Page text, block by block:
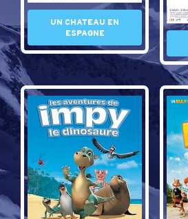
UN CHATEAU EN
ESPAGNE